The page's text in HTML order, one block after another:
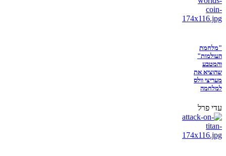
"מלחמת
העולמות"
והמטבע
שהוציא את
מעריצי וולס
למלחמה
עדי פרל